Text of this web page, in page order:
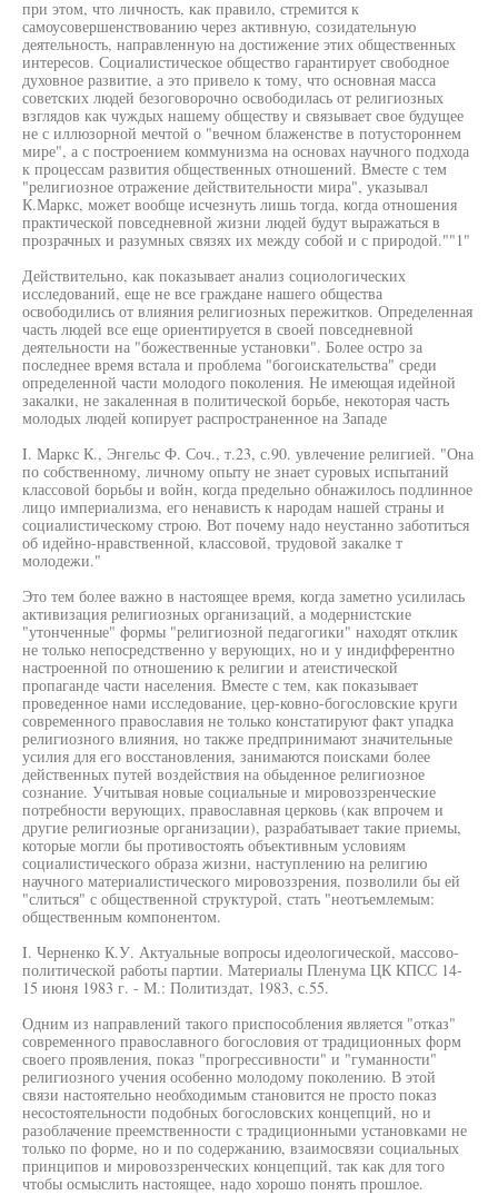
при этом, что личность, как правило, стремится к
самоусовершенствованию через активную, созидательную
деятельность, направленную на достижение этих общественных
интересов. Социалистическое общество гарантирует свободное
духовное развитие, а это привело к тому, что основная масса
советских людей безоговорочно освободилась от религиозных
взглядов как чуждых нашему обществу и связывает свое будущее
не с иллюзорной мечтой о "вечном блаженстве в потустороннем
мире", а с построением коммунизма на основах научного подхода
к процессам развития общественных отношений. Вместе с тем
"религиозное отражение действительности мира", указывал
К.Маркс, может вообще исчезнуть лишь тогда, когда отношения
практической повседневной жизни людей будут выражаться в
прозрачных и разумных связях их между собой и с природой.""1"
Действительно, как показывает анализ социологических
исследований, еще не все граждане нашего общества
освободились от влияния религиозных пережитков. Определенная
часть людей все еще ориентируется в своей повседневной
деятельности на "божественные установки". Более остро за
последнее время встала и проблема "богоискательства" среди
определенной части молодого поколения. Не имеющая идейной
закалки, не закаленная в политической борьбе, некоторая часть
молодых людей копирует распространенное на Западе
I. Маркс К., Энгельс Ф. Соч., т.23, с.90. увлечение религией. "Она
по собственному, личному опыту не знает суровых испытаний
классовой борьбы и войн, когда предельно обнажилось подлинное
лицо империализма, его ненависть к народам нашей страны и
социалистическому строю. Вот почему надо неустанно заботиться
об идейно-нравственной, классовой, трудовой закалке т
молодежи."
Это тем более важно в настоящее время, когда заметно усилилась
активизация религиозных организаций, а модернистские
"утонченные" формы "религиозной педагогики" находят отклик
не только непосредственно у верующих, но и у индифферентно
настроенной по отношению к религии и атеистической
пропаганде части населения. Вместе с тем, как показывает
проведенное нами исследование, цер-ковно-богословские круги
современного православия не только констатируют факт упадка
религиозного влияния, но также предпринимают значительные
усилия для его восстановления, занимаются поисками более
действенных путей воздействия на обыденное религиозное
сознание. Учитывая новые социальные и мировоззренческие
потребности верующих, православная церковь (как впрочем и
другие религиозные организации), разрабатывает такие приемы,
которые могли бы противостоять объективным условиям
социалистического образа жизни, наступлению на религию
научного материалистического мировоззрения, позволили бы ей
"слиться" с общественной структурой, стать "неотъемлемым:
общественным компонентом.
I. Черненко К.У. Актуальные вопросы идеологической, массово-
политической работы партии. Материалы Пленума ЦК КПСС 14-
15 июня 1983 г. - М.: Политиздат, 1983, с.55.
Одним из направлений такого приспособления является "отказ"
современного православного богословия от традиционных форм
своего проявления, показ "прогрессивности" и "гуманности"
религиозного учения особенно молодому поколению. В этой
связи настоятельно необходимым становится не просто показ
несостоятельности подобных богословских концепций, но и
разоблачение преемственности с традиционными установками не
только по форме, но и по содержанию, взаимосвязи социальных
принципов и мировоззренческих концепций, так как для того
чтобы осмыслить настоящее, надо хорошо понять прошлое.